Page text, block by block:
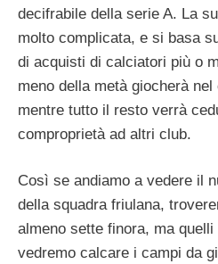
decifrabile della serie A. La
molto complicata, e si basa
di acquisti di calciatori più o
meno della metà giocherà
mentre tutto il resto verrà
comproprietà ad altri club.
Così se andiamo a vedere il
della squadra friulana,
almeno sette finora, ma
vedremo calcare i campi da